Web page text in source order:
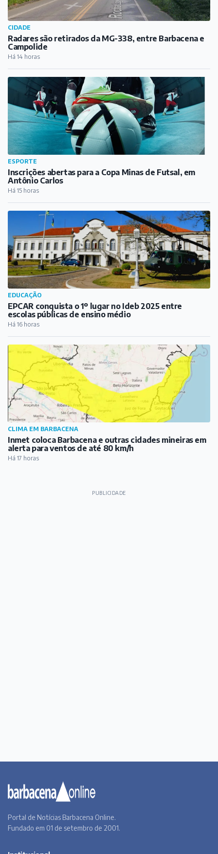
CIDADE
Radares são retirados da MG-338, entre Barbacena e
Campolide
Há 14 horas
ESPORTE
Inscrições abertas para a Copa Minas de Futsal, em
Antônio Carlos
Há 15 horas
EDUCAÇÃO
EPCAR conquista o 1º lugar no Ideb 2025 entre
escolas públicas de ensino médio
Há 16 horas
CLIMA EM BARBACENA
Inmet coloca Barbacena e outras cidades mineiras em
alerta para ventos de até 80 km/h
Há 17 horas
PUBLICIDADE
Portal de Notícias Barbacena Online.
Fundado em 01 de setembro de 2001.